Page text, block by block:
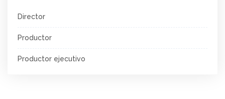
Director
Productor
Productor ejecutivo